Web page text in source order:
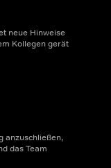
neue Hinweise
Kollegen gerät
anzuschließen,
das Team